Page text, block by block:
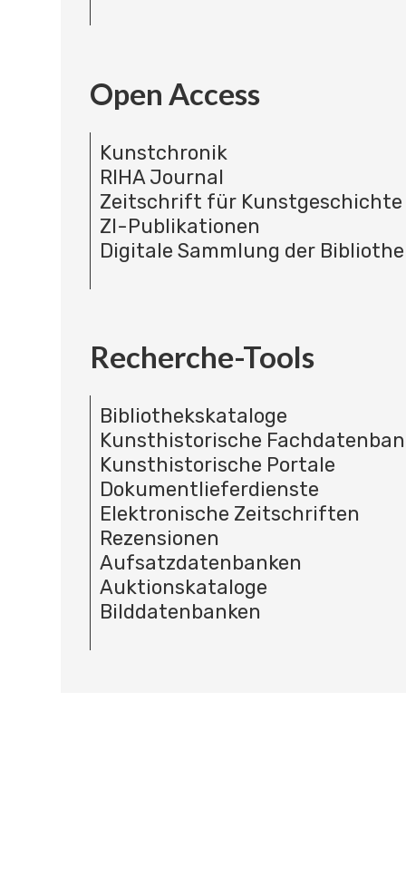
Open Access
Kunstchronik
RIHA Journal
Zeitschrift für Kunstgeschichte
ZI-Publikationen
Digitale Sammlung der
Recherche-Tools
Bibliothekskataloge
Kunsthistorische
Kunsthistorische Portale
Dokumentlieferdienste
Elektronische Zeitschriften
Rezensionen
Aufsatzdatenbanken
Auktionskataloge
Bilddatenbanken